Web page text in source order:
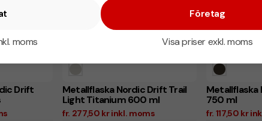
moms
Företag
Visa priser exkl. moms
Drift
Metallflaska Nordic Drift Trail
Light Titanium 600 ml
fr. 277,50 kr inkl. moms
Metallflaska
750 ml
fr. 117,50 kr